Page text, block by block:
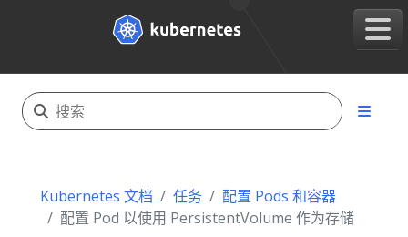
Kubernetes 文档 任务
配置 Pods 和容器
配置 Pod 以使用 PersistentVolume 作为存储